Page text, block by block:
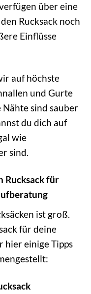
über eine
Rucksack noch
Einflüsse
auf höchste
und Gurte
sind sauber
du dich auf
wie
sind.
Rucksack für
ist groß.
für deine
hier einige Tipps